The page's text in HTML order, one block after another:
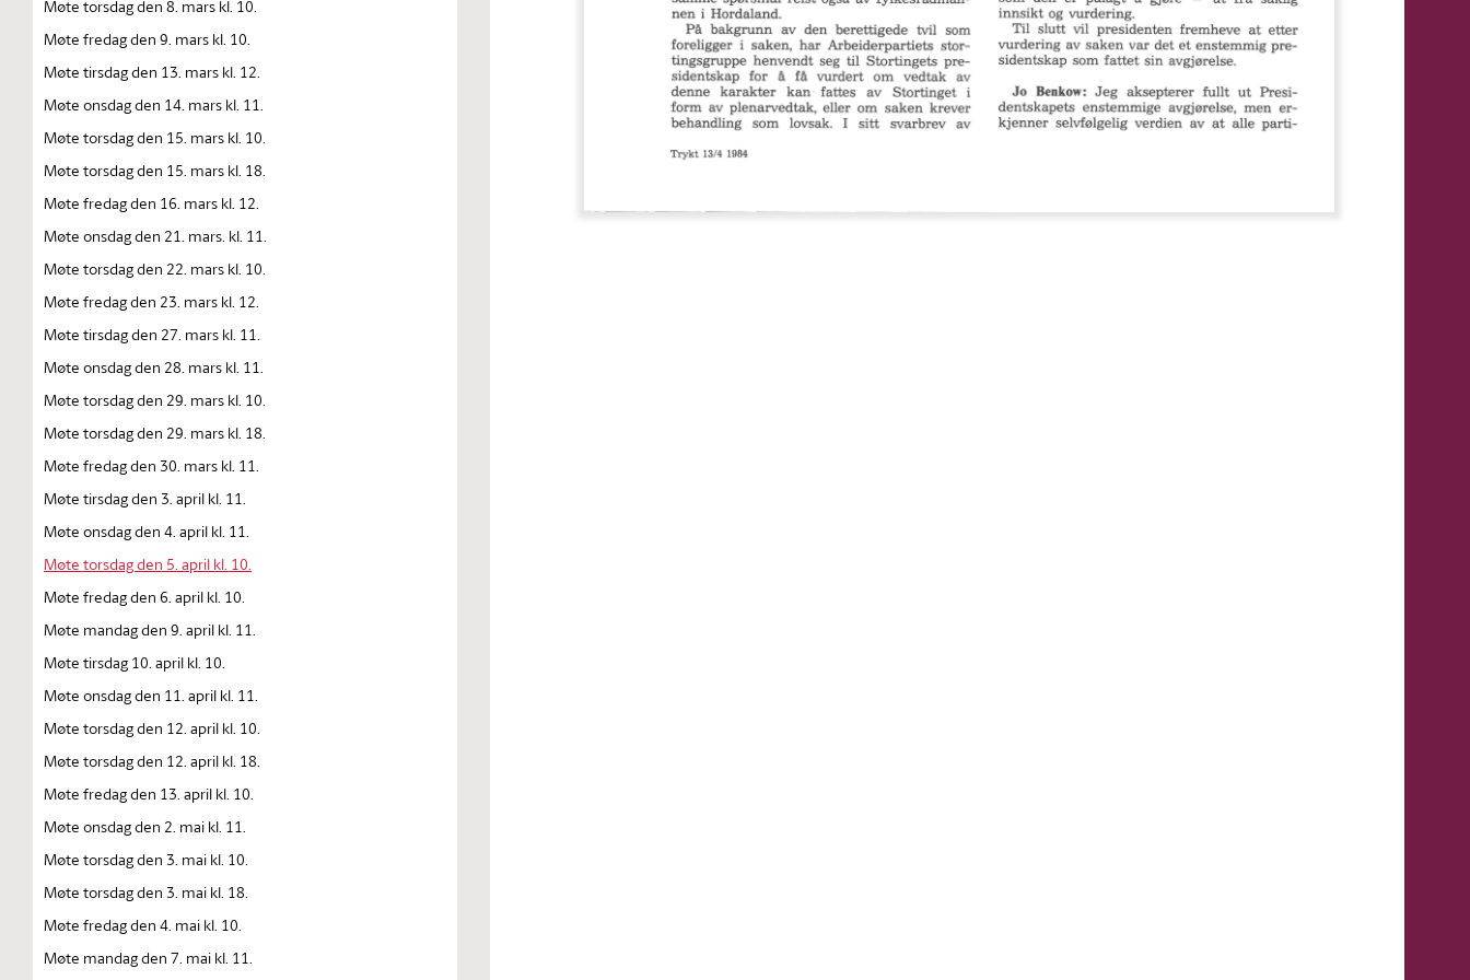
Møte torsdag den 8. mars kl. 10.
Møte fredag den 9. mars kl. 10.
Møte tirsdag den 13. mars kl. 12.
Møte onsdag den 14. mars kl. 11.
Møte torsdag den 15. mars kl. 10.
Møte torsdag den 15. mars kl. 18.
Møte fredag den 16. mars kl. 12.
Møte onsdag den 21. mars. kl. 11.
Møte torsdag den 22. mars kl. 10.
Møte fredag den 23. mars kl. 12.
Møte tirsdag den 27. mars kl. 11.
Møte onsdag den 28. mars kl. 11.
Møte torsdag den 29. mars kl. 10.
Møte torsdag den 29. mars kl. 18.
Møte fredag den 30. mars kl. 11.
Møte tirsdag den 3. april kl. 11.
Møte onsdag den 4. april kl. 11.
Møte torsdag den 5. april kl. 10.
Møte fredag den 6. april kl. 10.
Møte mandag den 9. april kl. 11.
Møte tirsdag 10. april kl. 10.
Møte onsdag den 11. april kl. 11.
Møte torsdag den 12. april kl. 10.
Møte torsdag den 12. april kl. 18.
Møte fredag den 13. april kl. 10.
Møte onsdag den 2. mai kl. 11.
Møte torsdag den 3. mai kl. 10.
Møte torsdag den 3. mai kl. 18.
Møte fredag den 4. mai kl. 10.
Møte mandag den 7. mai kl. 11.